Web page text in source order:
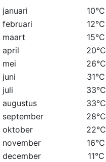
januari 10°C
februari
12°C
maart
15°C
april
20°C
mei
26°C
juni
31°C
juli
33°C
augustus
33°C
september
28°C
oktober
22°C
november
16°C
december
11°C